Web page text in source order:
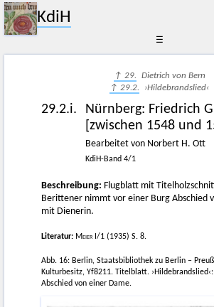
KdiH
☰
↑ 29. Dietrich von Bern
↑ 29.2. ›Hildebrandslied‹
29.2.i. Nürnberg: Friedrich
[zwischen 1548 und
Bearbeitet von Norbert H. Ott
KdiH-Band 4/1
Beschreibung: Flugblatt mit
Berittener nimmt vor einer Burg Abschied
mit Dienerin.
Literatur: Meier I /1 (1935) S. 8.
Abb. 16: Berlin, Staatsbibliothek zu Berlin –
Kulturbesitz, Yf8211. Titelblatt.
Abschied von einer Dame.